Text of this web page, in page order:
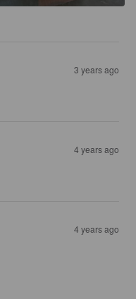
3 years ago
4 years ago
4 years ago